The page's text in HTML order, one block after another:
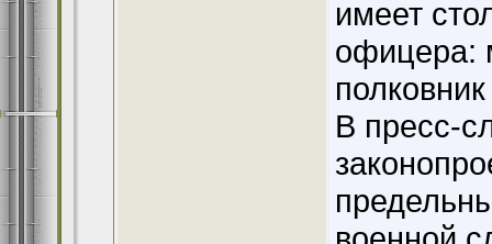
имеет
офицера:
В пресс-